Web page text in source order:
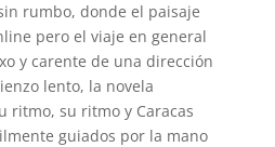
rumbo, donde el paisaje
pero el viaje en general
y carente de una dirección
lento, la novela
ritmo, su ritmo y Caracas
guiados por la mano